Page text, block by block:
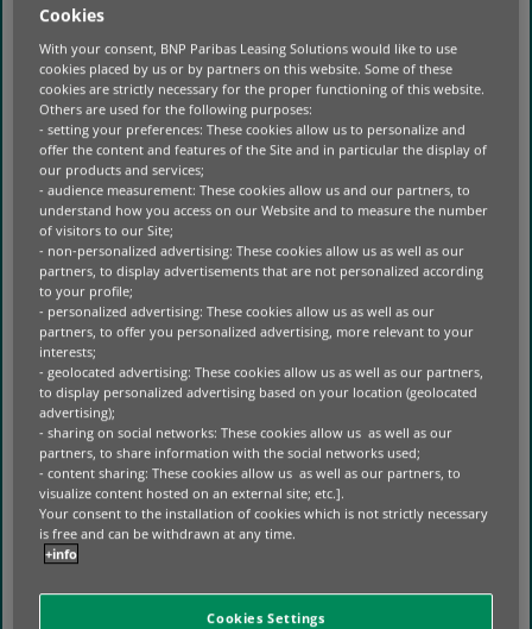
VERBESSERT ZUVERLÄSSIGKEIT UND
PRODUKTIVITÄT.
VON DER EUROPÄISCHEN UMWELTAGENTUR
GEPRÜFTE FORSCHUNG LEGT NAHE, DASS DIESE
VERÄNDERUNGEN ZU NIEDRIGEREN
EMISSIONEN BEITRAGEN KÖNNEN, INDEM SIE
DIE NACHFRAGE NACH NEUER PRODUKTION
VERRINGERN. DOCH SELBST OHNE DIE
KLIMAPERSPEKTIVE BLEIBT DIE KOMMERZIELLE
LOGIK BESTEHEN: BESSERE AUSLASTUNG
VERBESSERT DIE KAPITALEFFIZIENZ UND DIE
OPERATIVE RESILIENZ.
JEDER EMISSIONSVORTEIL IST EIN
NEBENPRODUKT EINER VERBESSERTEN
ANLAGENPRODUKTIVITÄT – KEIN
EIGENSTÄNDIGER SCHADEN.
NACH DER NUTZUNG: RÜCKGEWINNUNG
HÄNGT VON FRÜHEREN ENTSCHEIDUNGEN AB
RECYCLING UND RÜCKGEWINNUNG BLEIBEN
WICHTIG. SIE GLEICHEN JEDOCH EINE
INEFFIZIENTE NUTZUNG IN VORGELAGERTEN
PHASEN NUR SELTEN AUS.
Cookies
With your consent, BNP Paribas Leasing Solutions would like to use
cookies placed by us or by partners on this website. Some of these
cookies are strictly necessary for the proper functioning of this website.
Others are used for the following purposes:
- setting your preferences: These cookies allow us to personalize and
offer the content and features of the Site and in particular the display of
our products and services;
- audience measurement: These cookies allow us and our partners, to
understand how you access on our Website and to measure the number
of visitors to our Site;
- non-personalized advertising: These cookies allow us as well as our
partners, to display advertisements that are not personalized according
to your profile;
- personalized advertising: These cookies allow us as well as our
partners, to offer you personalized advertising, more relevant to your
interests;
- geolocated advertising: These cookies allow us as well as our partners,
to display personalized advertising based on your location (geolocated
advertising);
- sharing on social networks: These cookies allow us as well as our
partners, to share information with the social networks used;
- content sharing: These cookies allow us as well as our partners, to
visualize content hosted on an external site; etc.].
Your consent to the installation of cookies which is not strictly necessary
is free and can be withdrawn at any time.
+info
Cookies Settings